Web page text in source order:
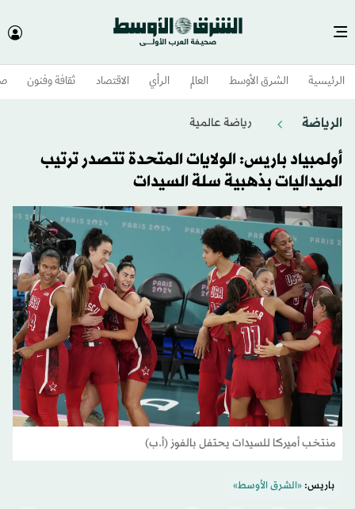
الرئيسية الشرق الأوسط​ العالم الرأي الاقتصاد ثقافة وفنون
الرياضة رياضة عالمية
أولمبياد باريس: الولايات المتحدة تتصدر ترتيب
الميداليات بذهبية سلة السيدات
منتخب أميركا للسيدات يحتفل بالفوز (أ.ب)
باريس:«الشرق الأوسط»